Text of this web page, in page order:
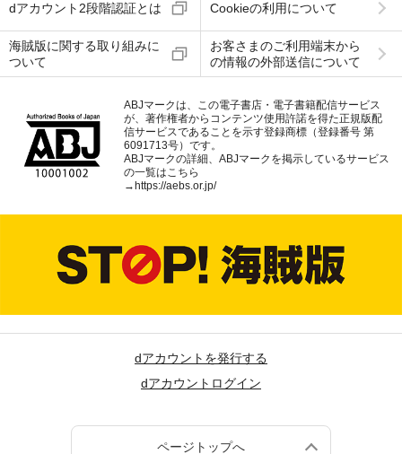
dアカウント2段階認証とは Cookieの利用について
海賊版に関する取り組みに
ついて
お客さまのご利用端末から
の情報の外部送信について
ABJマークは、この電子書店・電子書籍配信サービス
が、著作権者からコンテンツ使用許諾を得た正規版配
信サービスであることを示す登録商標（登録番号 第
6091713号）です。
ABJマークの詳細、ABJマークを掲示しているサービス
の一覧はこちら
→ https://aebs.or.jp/
dアカウントを発行する
dアカウントログイン
ページトップへ